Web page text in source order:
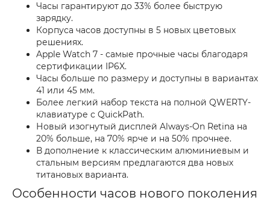
Часы гарантируют до 33% более быструю
зарядку.
Корпуса часов доступны в 5 новых цветовых
решениях.
Apple Watch 7 - самые прочные часы благодаря
сертификации IP6X.
Часы больше по размеру и доступны в вариантах
41 или 45 мм.
Более легкий набор текста на полной QWERTY-
клавиатуре с QuickPath.
Новый изогнутый дисплей Always-On Retina на
20% больше, на 70% ярче и на 50% прочнее.
В дополнение к классическим алюминиевым и
стальным версиям предлагаются два новых
титановых варианта.
Особенности часов нового поколения